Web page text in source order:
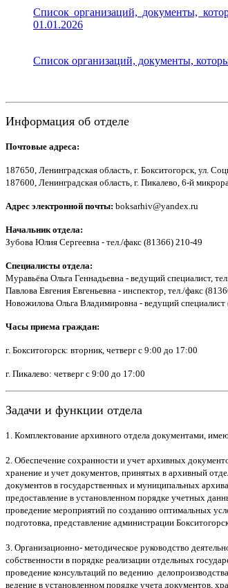
Список организаций, документы,
01.01.2026
Список организаций, документы,
Информация об отделе
Почтовые адреса:
187650, Ленинградская область, г. Бокситогорск, ул.
187600, Ленинградская область, г. Пикалево, 6-й
Адрес электронной почты: boksarhiv@yandex.ru
Начальник отдела:
Зубова Юлия Сергеевна - тел./факс (81366) 210-49
Специалисты отдела:
Муравьёва Ольга Геннадьевна - ведущий специалист,
Павлова Евгения Евгеньевна - инспектор, тел./факс
Новожилова Ольга Владимировна - ведущий специалист
Часы приема граждан:
г. Бокситогорск: вторник, четверг с 9:00 до 17:00
г. Пикалево: четверг с 9:00 до 17:00
Задачи и функции отдела
1. Комплектование архивного отдела документами,
2. Обеспечение сохранности и учет архивных
хранение и учет документов, принятых в архивный
документов в государственных и муниципальных
предоставление в установленном порядке учетных
проведение мероприятий по созданию оптимальных
подготовка, представление администрации
3. Организационно- методическое руководство
собственности в порядке реализации отдельных
проведение консультаций по ведению
ведение в установленном порядке учета документов,